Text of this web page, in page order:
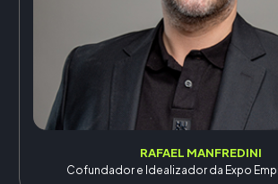
RAFAEL MANFREDINI
Cofundador e Idealizador da Expo